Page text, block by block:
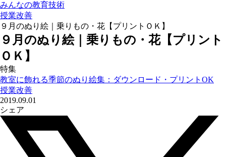
みんなの教育技術
授業改善
９月のぬり絵｜乗りもの・花【プリントＯＫ】
９月のぬり絵｜乗りもの・花【プリント
ＯＫ】
特集
教室に飾れる季節のぬり絵集：ダウンロード・プリントOK
授業改善
2019.09.01
シェア